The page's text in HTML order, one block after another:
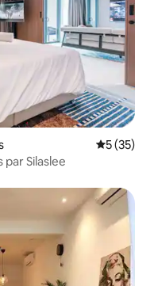
5 (35)
Silaslee